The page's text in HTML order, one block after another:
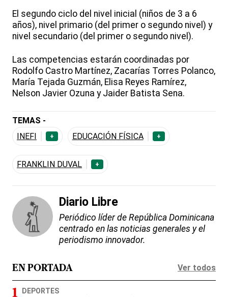
El segundo ciclo del nivel inicial (niños de 3 a 6
años), nivel primario (del primer o segundo nivel) y
nivel secundario (del primer o segundo nivel).
Las competencias estarán coordinadas por
Rodolfo Castro Martínez, Zacarías Torres Polanco,
María Tejada Guzmán, Elisa Reyes Ramírez,
Nelson Javier Ozuna y Jaider Batista Sena.
TEMAS -
INEFI
+ EDUCACIÓN FÍSICA +
FRANKLIN DUVAL +
Diario Libre
Periódico líder de República Dominicana
centrado en las noticias generales y el
periodismo innovador.
EN PORTADA Ver todos
DEPORTES